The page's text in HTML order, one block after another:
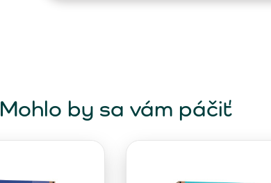
Mohlo by sa vám páčiť